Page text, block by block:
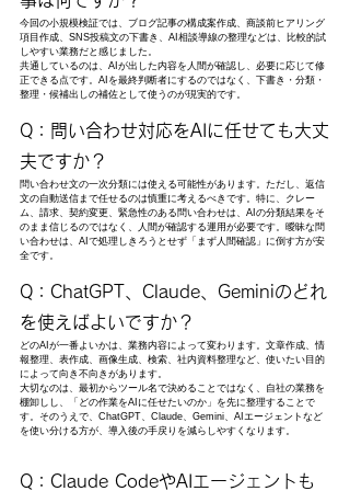
今回の小規模検証では、ブログ記事の構成案作成、商談前ヒアリング
項目作成、SNS投稿文の下書き、AI相談導線の整理などは、比較的試
しやすい業務だと感じました。
共通しているのは、AIが出した内容を人間が確認し、必要に応じて修
正できる点です。AIを最終判断者にするのではなく、下書き・分類・
整理・候補出しの補佐として使うのが現実的です。
Q：問い合わせ対応をAIに任せても大丈
夫ですか？
問い合わせ文の一次分類には使える可能性があります。ただし、返信
文の自動送信まで任せるのは慎重に考えるべきです。特に、クレー
ム、請求、契約変更、緊急性のある問い合わせは、AIの分類結果をそ
のまま信じるのではなく、人間が確認する運用が必要です。曖昧な問
い合わせは、AIで処理しきろうとせず「まず人間確認」に倒す方が安
全です。
Q：ChatGPT、Claude、Geminiのどれ
を使えばよいですか？
どのAIが一番よいかは、業務内容によって変わります。文章作成、情
報整理、表作成、画像生成、検索、社内資料整理など、使いたい目的
によって向き不向きがあります。
大切なのは、最初からツール名で決めることではなく、自社の業務を
棚卸しし、「どの作業をAIに任せたいのか」を先に整理することで
す。そのうえで、ChatGPT、Claude、Gemini、AIエージェントなど
を使い分ける方が、導入後の手戻りを減らしやすくなります。
Q：Claude CodeやAIエージェントも